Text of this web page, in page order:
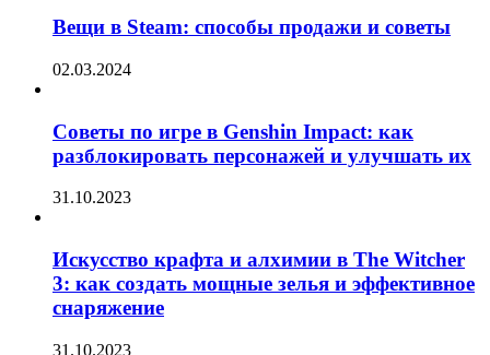
Вещи в Steam: способы продажи и советы
02.03.2024
Советы по игре в Genshin Impact: как
разблокировать персонажей и улучшать их
31.10.2023
Искусство крафта и алхимии в The Witcher
3: как создать мощные зелья и эффективное
снаряжение
31.10.2023